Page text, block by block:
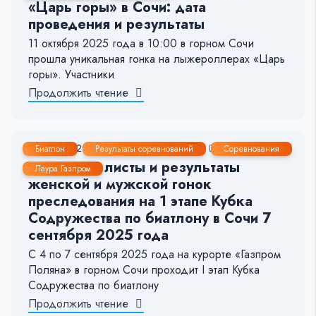
«Царь горы» в Сочи: дата
проведения и результаты
11 октября 2025 года в 10:00 в горном Сочи
прошла уникальная гонка на лыжероллерах «Царь
горы». Участники
Продолжить чтение
Биатлон Результаты соревнований
Соревнования
Лаура Газпром
6 Сен, 2025 1-2 мин. 178 13
Стартовые листы и результаты
женской и мужской гонок
преследования на 1 этапе Кубка
Содружества по биатлону в Сочи 7
сентября 2025 года
С 4 по 7 сентября 2025 года на курорте «Газпром
Поляна» в горном Сочи проходит I этап Кубка
Содружества по биатлону
Продолжить чтение